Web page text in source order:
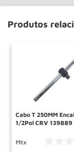
Produtos
Cabo T 250MM
1/2Pol CRV 139889
Mtx